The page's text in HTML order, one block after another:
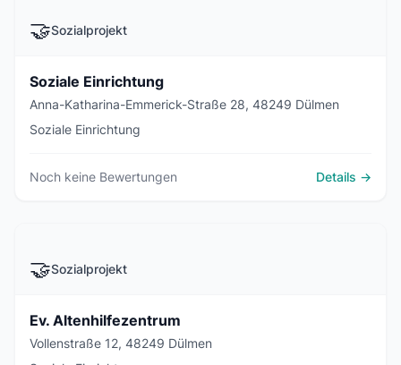
🤝Sozialprojekt
Soziale Einrichtung
Anna-Katharina-Emmerick-Straße 28, 48249 Dülmen
Soziale Einrichtung
Noch keine Bewertungen Details →
🤝Sozialprojekt
Ev. Altenhilfezentrum
Vollenstraße 12, 48249 Dülmen